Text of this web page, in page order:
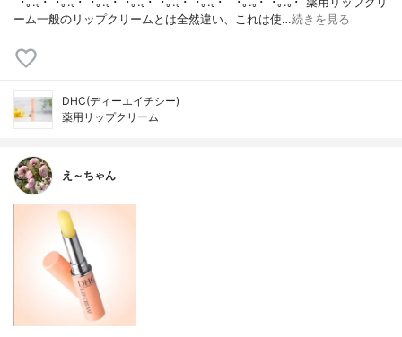
ーム一般のリップクリームとは全然違い、これは使…続きを見る
DHC(ディーエイチシー)
薬用リップクリーム
え～ちゃん